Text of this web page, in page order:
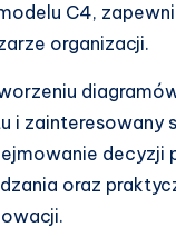
C4,
organizacji.
i
decyzji
oraz